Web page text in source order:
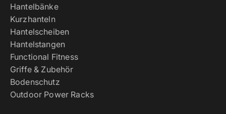
Hantelbänke
Kurzhanteln
Hantelscheiben
Hantelstangen
Functional Fitness
Griffe & Zubehör
Bodenschutz
Outdoor Power Racks